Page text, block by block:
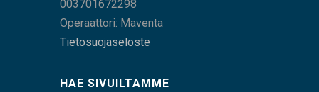
003701672298
Operaattori: Maventa
Tietosuojaseloste
HAE SIVUILTAMME